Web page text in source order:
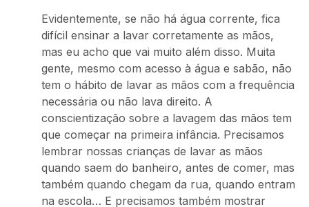
Evidentemente, se não há água corrente, fica
difícil ensinar a lavar corretamente as mãos,
mas eu acho que vai muito além disso. Muita
gente, mesmo com acesso à água e sabão, não
tem o hábito de lavar as mãos com a frequência
necessária ou não lava direito. A
conscientização sobre a lavagem das mãos tem
que começar na primeira infância. Precisamos
lembrar nossas crianças de lavar as mãos
quando saem do banheiro, antes de comer, mas
também quando chegam da rua, quando entram
na escola… E precisamos também mostrar